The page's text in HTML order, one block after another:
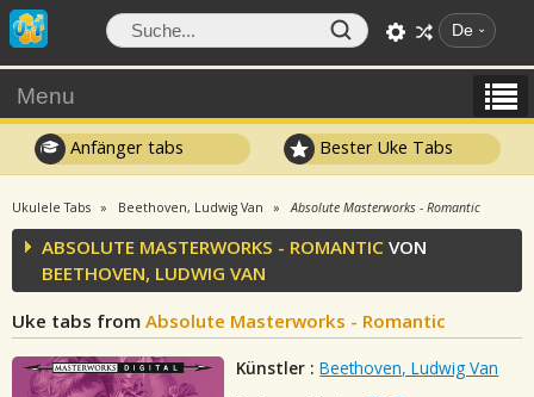
De
Menu
Anfänger tabs Bester Uke Tabs
Ukulele Tabs Beethoven, Ludwig Van Absolute Masterworks - Romantic
ABSOLUTE MASTERWORKS - ROMANTIC VON
BEETHOVEN, LUDWIG VAN
Uke tabs from Absolute Masterworks - Romantic
Künstler : Beethoven, Ludwig Van